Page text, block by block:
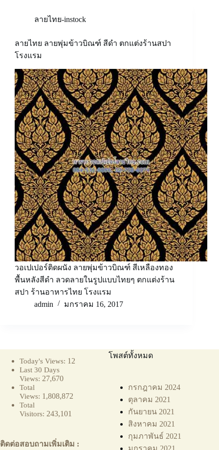
ลายไทย-instock
ลายไทย ลายพุ่มข้าวบิณฑ์ สีดำ ตกแต่งร้านสปา
โรงแรม
วอเปเปอร์ติดผนัง ลายพุ่มข้าวบิณฑ์ สีเหลืองทอง
พื้นหลังสีดำ ลวดลายในรูปแบบไทยๆ ตกแต่งร้าน
สปา ร้านอาหารไทย โรงแรม
admin
มกราคม 16, 2017
Today's Views: 12
Last 30 Days
Views: 27,670
Total
Views: 1,808,872
Total
Visitors: 243,101
ติดต่อสอบถามเพิ่มเติม :
โพสต์ทั้งหมด
กรกฎาคม 2024
ตุลาคม 2021
กันยายน 2021
สิงหาคม 2021
กุมภาพันธ์ 2021
มกราคม 2021